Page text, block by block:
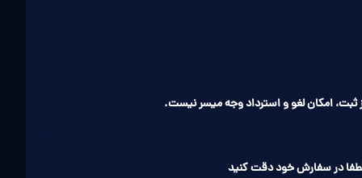
امکان لغو و استرداد وجه میسر نیست.
در سفارش خود دقت کنید